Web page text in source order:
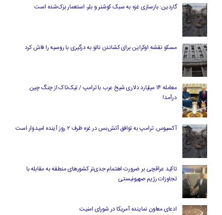
گاردین: بازسازی غزه به سبک کوشنر و بلر، استعمار بزک‌شده است
مسکو نقشه اوکراین برای کشاندن ناتو به درگیری با روسیه را فاش کرد
معامله ۱۴ میلیارد دلاری شیخ عرب با ترامپ / تیک‌تاک از چنگ چین
درآمد!
آکسیوس: ترامپ به توافق آتش‌بس در غزه ظرف ۲ روز آینده امیدوار است
تاکید عراقچی بر ضرورت اهتمام جدی‌تر کشورهای منطقه به مقابله با
تجاوزات رژیم صهیونیستی
ادعای معاون نماینده آمریکا در شورای امنیت